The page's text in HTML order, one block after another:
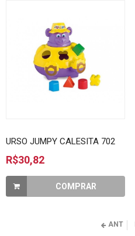
URSO JUMPY CALESITA 702
R$30,82
COMPRAR
ANT